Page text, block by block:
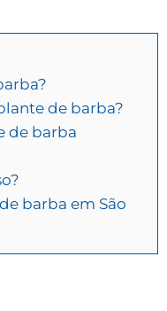
de barba?
de barba
barba em São